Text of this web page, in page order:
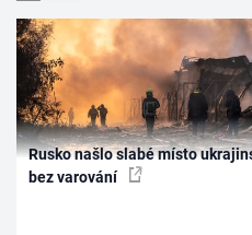
Rusko našlo slabé místo
bez varování